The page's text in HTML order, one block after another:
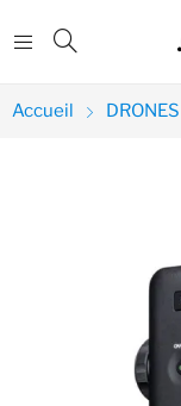
Accueil DRONES